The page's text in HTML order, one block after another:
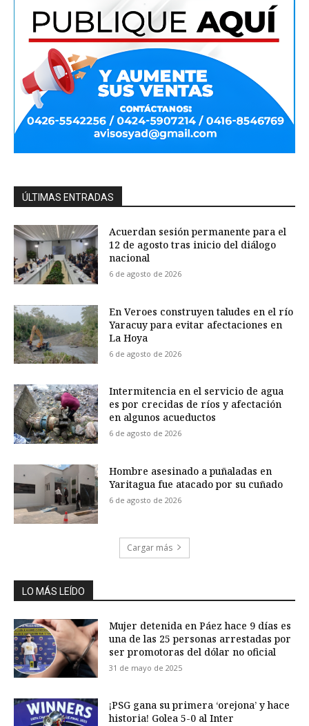
ÚLTIMAS ENTRADAS
Acuerdan sesión permanente para el
12 de agosto tras inicio del diálogo
nacional
6 de agosto de 2026
En Veroes construyen taludes en el río
Yaracuy para evitar afectaciones en
La Hoya
6 de agosto de 2026
Intermitencia en el servicio de agua
es por crecidas de ríos y afectación
en algunos acueductos
6 de agosto de 2026
Hombre asesinado a puñaladas en
Yaritagua fue atacado por su cuñado
6 de agosto de 2026
Cargar más
LO MÁS LEÍDO
Mujer detenida en Páez hace 9 días es
una de las 25 personas arrestadas por
ser promotoras del dólar no oficial
31 de mayo de 2025
¡PSG gana su primera ‘orejona’ y hace
historia! Golea 5-0 al Inter